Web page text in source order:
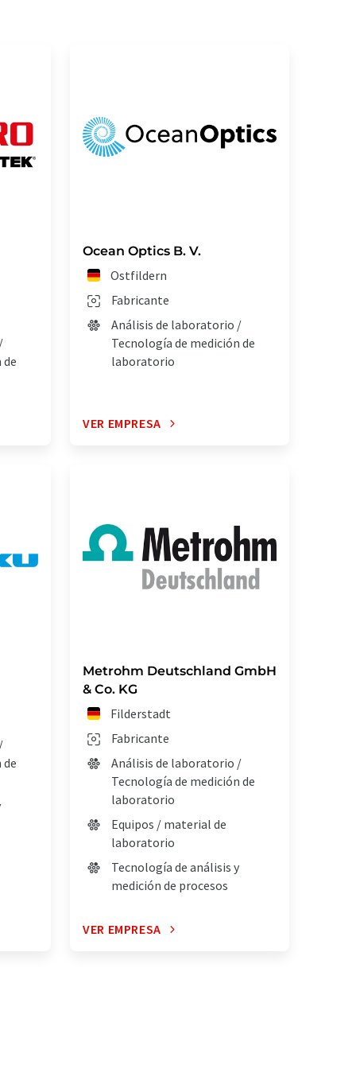
Ocean Optics B. V.
Ostfildern
Fabricante
Análisis de laboratorio /
Tecnología de medición de
laboratorio
VER EMPRESA
Metrohm Deutschland GmbH
& Co. KG
Filderstadt
Fabricante
Análisis de laboratorio /
Tecnología de medición de
laboratorio
Equipos / material de
laboratorio
Tecnología de análisis y
medición de procesos
VER EMPRESA